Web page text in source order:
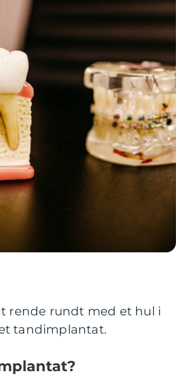
rende rundt med et hul i
tandimplantat.